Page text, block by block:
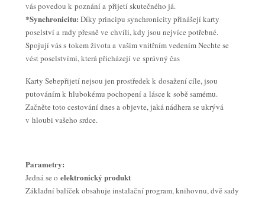
vás povedou k poznání a přijetí skutečného já.
*Synchronicitu: Díky principu synchronicity přinášejí karty
poselství a rady přesně ve chvíli, kdy jsou nejvíce potřebné.
Spojují vás s tokem života a vašim vnitřním vedením Nechte se
vést poselstvími, která přicházejí ve správný čas
Karty Sebepřijetí nejsou jen prostředek k dosažení cíle, jsou
putováním k hlubokému pochopení a lásce k sobě samému.
Začněte toto cestování dnes a objevte, jaká nádhera se ukrývá
v hloubi vašeho srdce.
Parametry:
Jedná se o elektronický produkt
Základní balíček obsahuje instalační program, knihovnu, dvě sady